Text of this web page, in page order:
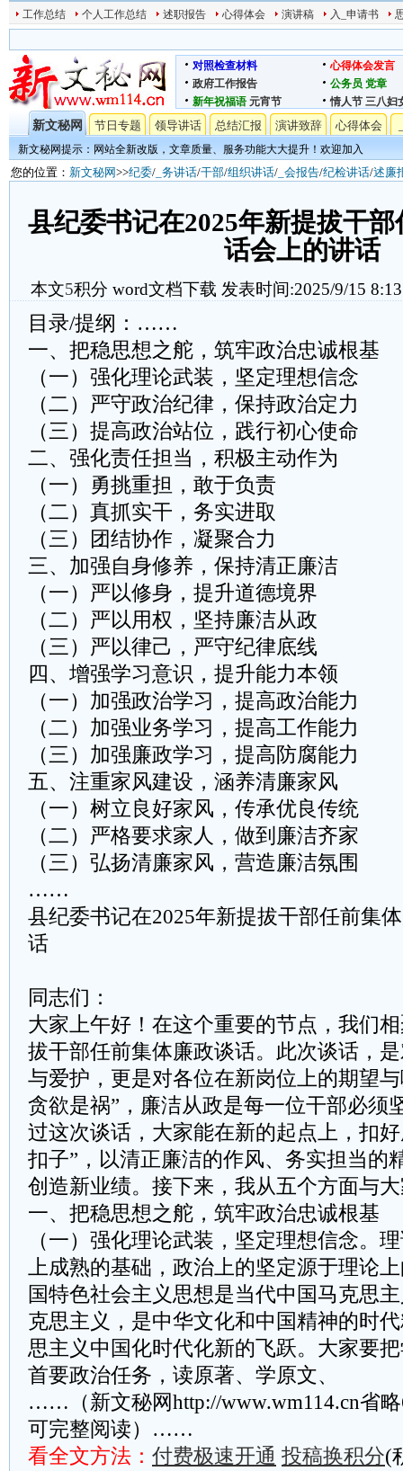
工作总结 个人工作总结 述职报告 心得体会 演讲稿 入_申请书
对照检查材料
心得体会发言
政府工作报告
公务员 党章
新年祝福语 元宵节 情人节 三八妇
新文秘网 节日专题 领导讲话 总结汇报 演讲致辞 心得体会
新文秘网提示：网站全新改版，文章质量、服务功能大大提升！欢迎加入
您的位置： 新文秘网>>纪委/ _务讲话/干部/组织讲话/ _会报告/纪检讲话/述廉
县纪委书记在2025年新提拔干
话会上的讲话
本文5积分 word文档下载 发表时间:2025/9/15
目录/提纲：……
一、把稳思想之舵，筑牢政治忠诚根基
（一）强化理论武装，坚定理想信念
（二）严守政治纪律，保持政治定力
（三）提高政治站位，践行初心使命
二、强化责任担当，积极主动作为
（一）勇挑重担，敢于负责
（二）真抓实干，务实进取
（三）团结协作，凝聚合力
三、加强自身修养，保持清正廉洁
（一）严以修身，提升道德境界
（二）严以用权，坚持廉洁从政
（三）严以律己，严守纪律底线
四、增强学习意识，提升能力本领
（一）加强政治学习，提高政治能力
（二）加强业务学习，提高工作能力
（三）加强廉政学习，提高防腐能力
五、注重家风建设，涵养清廉家风
（一）树立良好家风，传承优良传统
（二）严格要求家人，做到廉洁齐家
（三）弘扬清廉家风，营造廉洁氛围
……
县纪委书记在2025年新提拔干部任前集
话
同志们：
大家上午好！在这个重要的节点，我们
拔干部任前集体廉政谈话。此次谈话，
与爱护，更是对各位在新岗位上的期望
贪欲是祸”，廉洁从政是每一位干部必须
过这次谈话，大家能在新的起点上，扣
扣子”，以清正廉洁的作风、务实担当的
创造新业绩。接下来，我从五个方面与
一、把稳思想之舵，筑牢政治忠诚根基
（一）强化理论武装，坚定理想信念。
上成熟的基础，政治上的坚定源于理论
国特色社会主义思想是当代中国马克思
克思主义，是中华文化和中国精神的时
思主义中国化时代化新的飞跃。大家要
首要政治任务，读原著、学原文、
……（新文秘网http://www.wm114.cn省
可完整阅读）……
看全文方法： 付费极速开通 投稿换积分(